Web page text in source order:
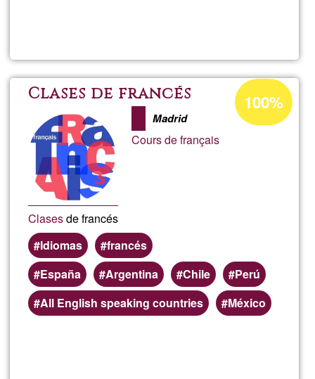
Clases de francés
Madrid
Cours de français
Clasesde francés
Idiomas
francés
España
Argentina Chile
Perú
All English speaking countries
México
Ğ1ean
onartzen
den
100%